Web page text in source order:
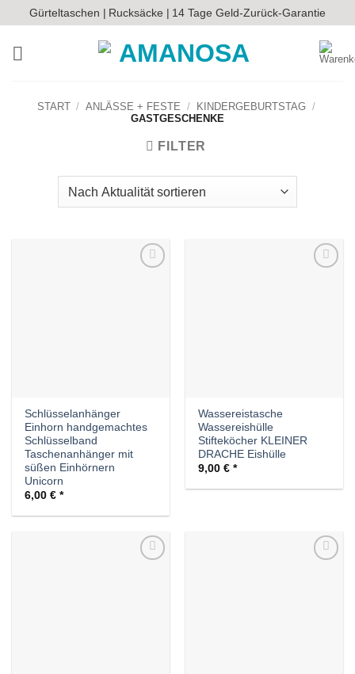
Inhalt
springen
Gürteltaschen | Rucksäcke | 14 Tage Geld-Zurück-Garantie
START / ANLÄSSE + FESTE / KINDERGEBURTSTAG /
GASTGESCHENKE
FILTER
Schlüsselanhänger
Einhorn handgemachtes
Schlüsselband
Taschenanhänger mit
süßen Einhörnern
Unicorn
6,00€
Wassereistasche
Wassereishülle
Stifteköcher KLEINER
DRACHE Eishülle
9,00€